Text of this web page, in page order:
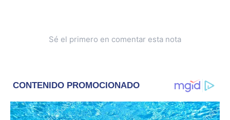
Sé el primero en comentar esta nota